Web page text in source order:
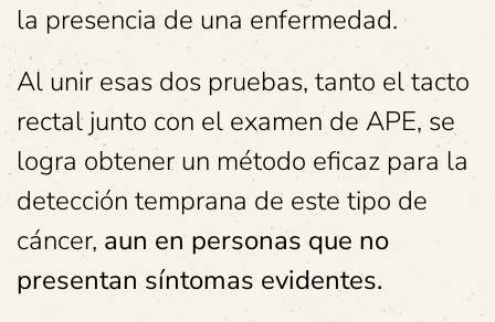
la presencia de una enfermedad.
Al unir esas dos pruebas, tanto el tacto
rectal junto con el examen de APE, se
logra obtener un método eficaz para la
detección temprana de este tipo de
cáncer, aun en personas que no
presentan síntomas evidentes.